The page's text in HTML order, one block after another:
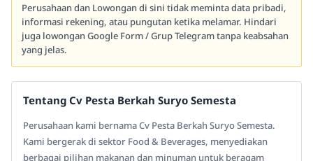
Perusahaan dan Lowongan di sini tidak meminta data pribadi,
informasi rekening, atau pungutan ketika melamar. Hindari
juga lowongan Google Form / Grup Telegram tanpa keabsahan
yang jelas.
Tentang Cv Pesta Berkah Suryo Semesta
Perusahaan kami bernama Cv Pesta Berkah Suryo Semesta.
Kami bergerak di sektor Food & Beverages, menyediakan
berbagai pilihan makanan dan minuman untuk beragam